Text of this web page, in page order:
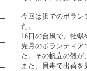
今回は浜でのボラン
た。
16日の台風で、牡
先月のボランティ
た。その帆立の殻が
また、貝毒で出荷